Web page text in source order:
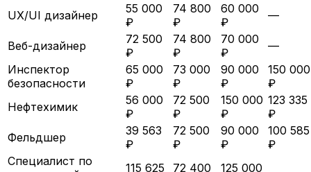
UX/UI дизайнер
55 000
₽
74 800
₽
60 000
₽
—
Веб-дизайнер
72 500
₽
74 800
₽
70 000
₽
—
Инспектор
безопасности
65 000
₽
73 000
₽
90 000
₽
150 000
₽
Нефтехимик
56 000
₽
72 500
₽
150 000
₽
123 335
₽
Фельдшер
39 563
₽
72 500
₽
90 000
₽
100 585
₽
Специалист по
115 625
72 400
125 000